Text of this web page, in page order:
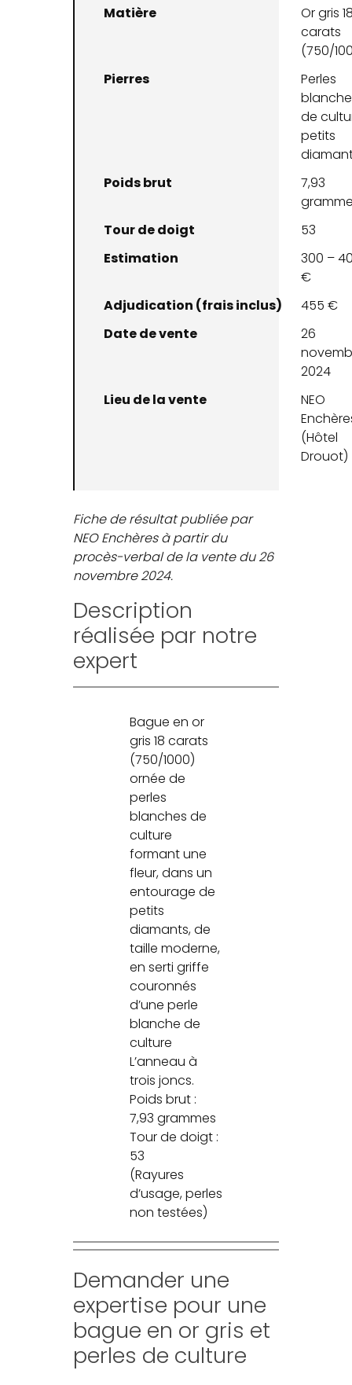
Matière
Or gris
carats
(750/
Pierres
Perles
de
petits
Poids brut
7,93
Tour de doigt
53
Estimation
300 –
€
Adjudication (frais inclus)
455 €
Date de vente
26
2024
Lieu de la vente
NEO
(Hôtel
Drouot)
Fiche de résultat publiée par
NEO Enchères à partir du
procès-verbal de la vente du 26
novembre 2024.
Description
réalisée par notre
expert
Bague en or
gris 18 carats
(750/1000)
ornée de
perles
blanches de
culture
formant une
fleur, dans un
entourage de
petits
diamants, de
taille moderne,
en serti griffe
couronnés
d’une perle
blanche de
culture
L’anneau à
trois joncs.
Poids brut :
7,93 grammes
Tour de doigt :
53
(Rayures
d’usage, perles
non testées)
Demander une
expertise pour une
bague en or gris et
perles de culture